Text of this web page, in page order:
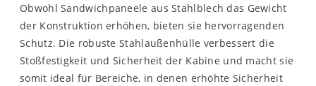
Obwohl Sandwichpaneele aus Stahlblech das Gewicht
der Konstruktion erhöhen, bieten sie hervorragenden
Schutz. Die robuste Stahlaußenhülle verbessert die
Stoßfestigkeit und Sicherheit der Kabine und macht sie
somit ideal für Bereiche, in denen erhöhte Sicherheit